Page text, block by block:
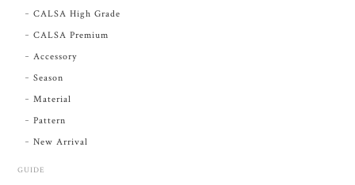
CALSA High Grade
CALSA Premium
Accessory
Season
Material
Pattern
New Arrival
GUIDE